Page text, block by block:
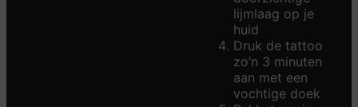
lijmlaag op je
huid
Druk de tattoo
zo’n 3 minuten
aan met een
vochtige doek